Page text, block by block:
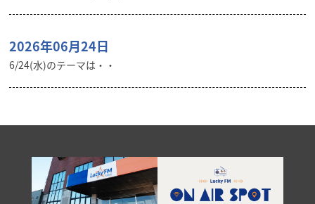
2026年06月24日
6/24(水)のテーマは・・